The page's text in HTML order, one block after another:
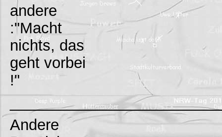
andere
:"Macht
nichts, das
geht vorbei
!"
Andere